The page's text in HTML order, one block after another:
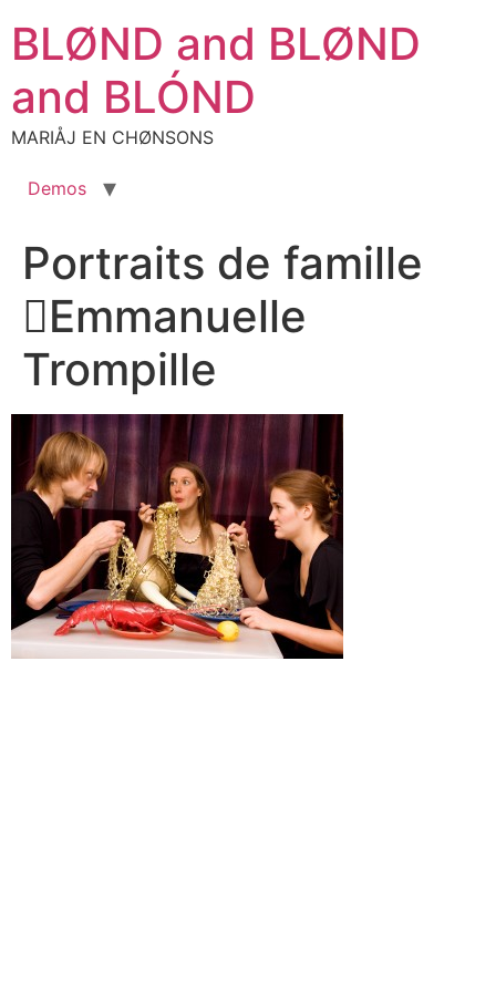
contenu
BLØND and BLØND
and BLÓND
MARIÅJ EN CHØNSONS
Demos
Portraits de famille
Emmanuelle
Trompille